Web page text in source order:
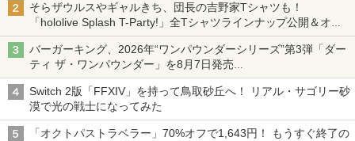
そらザウルスやギャルきち、団長の吉野家Tシャツも！
「hololive Splash T-Party!」全Tシャツラインナップ公開＆オン
ライン販売開始
バーガーキング、2026年“ワンパウンダーシリーズ”第3弾「ダー
ティ ザ・ワンパウンダー」を8月7日発売
「特製ガーリックマヨソース」を使用した超大型チーズバーガー
Switch 2版「FFXIV」を持って鳥取砂丘へ！ リアル・サゴリー砂
漠で光の戦士になってみた
「オクトパストラベラー」70%オフで1,643円！ もうすぐ終了の